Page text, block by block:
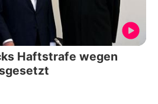
Haftstrafe wegen